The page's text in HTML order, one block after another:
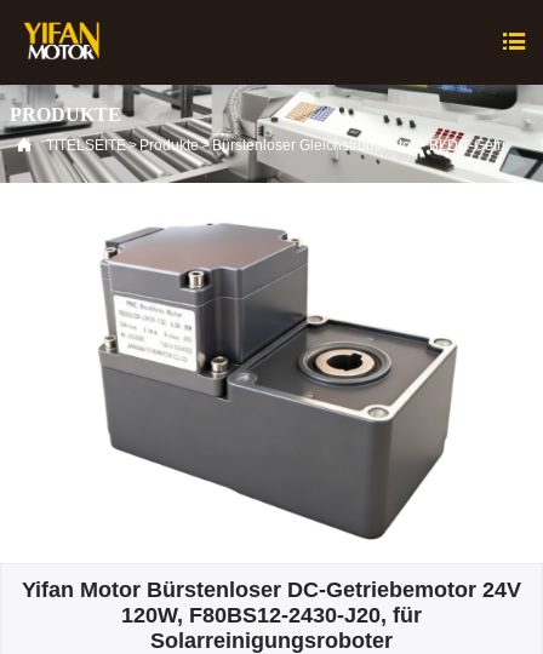

PRODUKTE
 TITELSEITE>Produkte>Bürstenloser Gleichstrommotor >BLDC-
Yifan Motor Bürstenloser DC-Getriebemotor 24V
120W, F80BS12-2430-J20, für
Solarreinigungsroboter